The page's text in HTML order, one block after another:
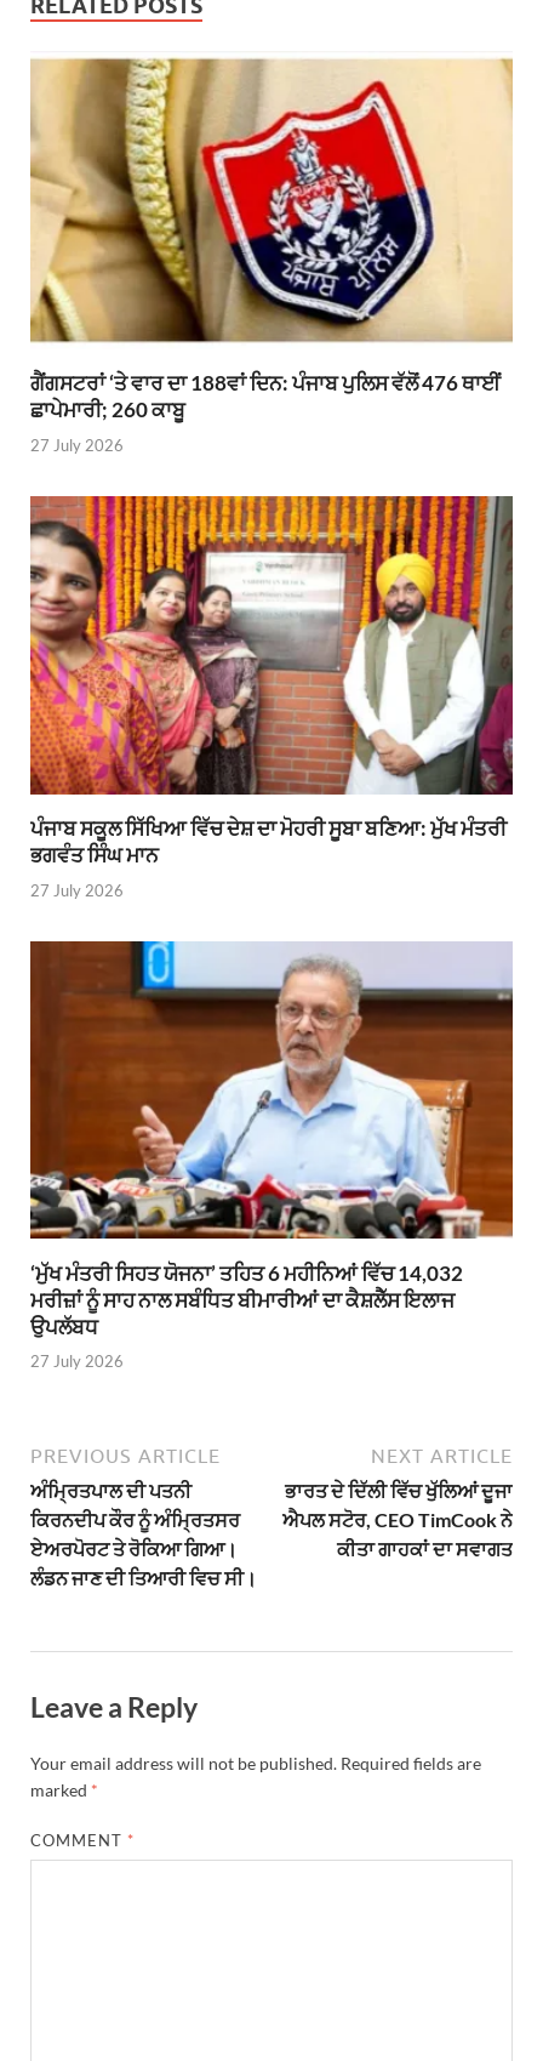
RELATED POSTS
ਗੈਂਗਸਟਰਾਂ ‘ਤੇ ਵਾਰ ਦਾ 188ਵਾਂ ਦਿਨ: ਪੰਜਾਬ ਪੁਲਿਸ ਵੱਲੋਂ 476 ਥਾਈਂ
ਛਾਪੇਮਾਰੀ; 260 ਕਾਬੂ
27 July 2026
ਪੰਜਾਬ ਸਕੂਲ ਸਿੱਖਿਆ ਵਿੱਚ ਦੇਸ਼ ਦਾ ਮੋਹਰੀ ਸੂਬਾ ਬਣਿਆ: ਮੁੱਖ ਮੰਤਰੀ
ਭਗਵੰਤ ਸਿੰਘ ਮਾਨ
27 July 2026
‘ਮੁੱਖ ਮੰਤਰੀ ਸਿਹਤ ਯੋਜਨਾ’ ਤਹਿਤ 6 ਮਹੀਨਿਆਂ ਵਿੱਚ 14,032
ਮਰੀਜ਼ਾਂ ਨੂੰ ਸਾਹ ਨਾਲ ਸਬੰਧਿਤ ਬੀਮਾਰੀਆਂ ਦਾ ਕੈਸ਼ਲੈੱਸ ਇਲਾਜ
ਉਪਲੱਬਧ
27 July 2026
PREVIOUS ARTICLE
ਅੰਮ੍ਰਿਤਪਾਲ ਦੀ ਪਤਨੀ
ਕਿਰਨਦੀਪ ਕੌਰ ਨੂੰ ਅੰਮ੍ਰਿਤਸਰ
ਏਅਰਪੋਰਟ ਤੇ ਰੋਕਿਆ ਗਿਆ।
ਲੰਡਨ ਜਾਣ ਦੀ ਤਿਆਰੀ ਵਿਚ ਸੀ।
NEXT ARTICLE
ਭਾਰਤ ਦੇ ਦਿੱਲੀ ਵਿੱਚ ਖੁੱਲਿਆਂ ਦੂਜਾ
ਐਪਲ ਸਟੋਰ, CEO TimCook ਨੇ
ਕੀਤਾ ਗਾਹਕਾਂ ਦਾ ਸਵਾਗਤ
Leave a Reply
Your email address will not be published. Required fields are
marked *
COMMENT *